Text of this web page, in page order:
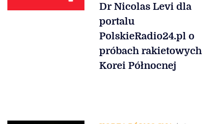
Dr Nicolas Levi dla
portalu
PolskieRadio24.pl o
próbach rakietowych
Korei Północnej